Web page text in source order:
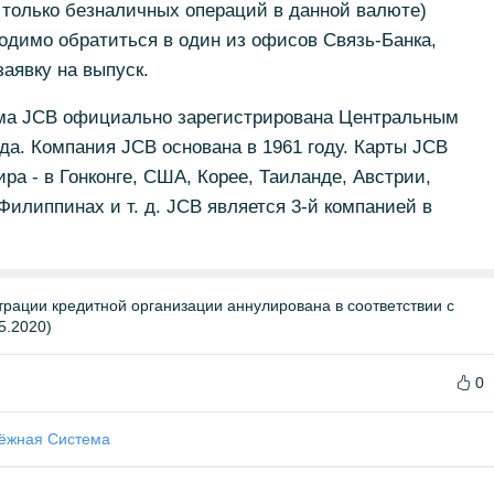
безналичных операций в данной валюте)
обратиться в один из офисов Связь-Банка,
на выпуск.
JCB официально зарегистрирована Центральным
Компания JCB основана в 1961 году. Карты JCB
- в Гонконге, США, Корее, Таиланде, Австрии,
и т. д. JCB является 3-й компанией в
кредитной организации аннулирована в соответствии с
0
Система